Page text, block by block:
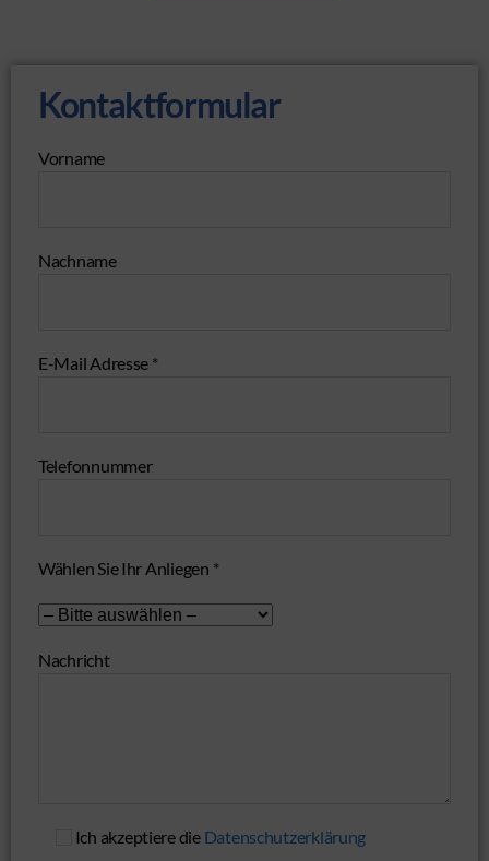
Kontaktformular
Vorname
Nachname
E-Mail Adresse *
Telefonnummer
Wählen Sie Ihr Anliegen *
Nachricht
Ich akzeptiere die Datenschutzerklärung